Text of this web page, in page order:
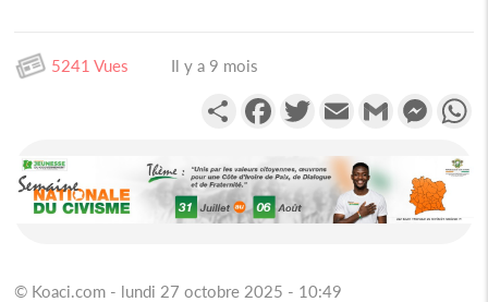
5241 Vues Il y a 9 mois
PartagerFacebookTwitterEmail Gmail
© Koaci.com - lundi 27 octobre 2025 - 10:49